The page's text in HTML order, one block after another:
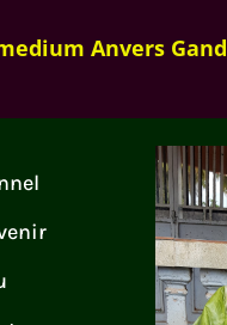
Anvers Gand